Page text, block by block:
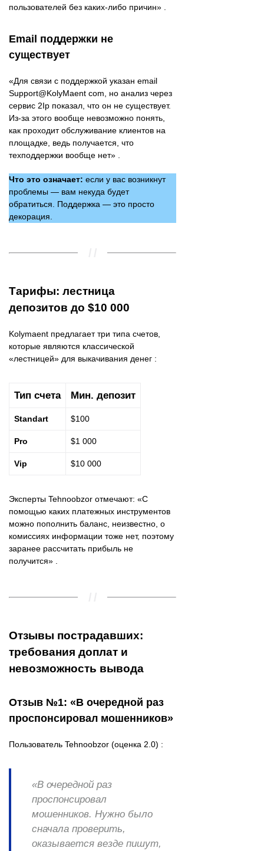
пользователей без каких-либо причин» .
Email поддержки не
существует
«Для связи с поддержкой указан email
Support@KolyMaent com, но анализ через
сервис 2Ip показал, что он не существует.
Из-за этого вообще невозможно понять,
как проходит обслуживание клиентов на
площадке, ведь получается, что
техподдержки вообще нет» .
Что это означает: если у вас возникнут
проблемы — вам некуда будет
обратиться. Поддержка — это просто
декорация.
Тарифы: лестница
депозитов до $10 000
Kolymaent предлагает три типа счетов,
которые являются классической
«лестницей» для выкачивания денег :
Тип счета Мин. депозит
Standart $100
Pro $1 000
Vip $10 000
Эксперты Tehnoobzor отмечают: «С
помощью каких платежных инструментов
можно пополнить баланс, неизвестно, о
комиссиях информации тоже нет, поэтому
заранее рассчитать прибыль не
получится» .
Отзывы пострадавших:
требования доплат и
невозможность вывода
Отзыв №1: «В очередной раз
проспонсировал мошенников»
Пользователь Tehnoobzor (оценка 2.0) :
«В очередной раз
проспонсировал
мошенников. Нужно было
сначала проверить,
оказывается везде пишут,